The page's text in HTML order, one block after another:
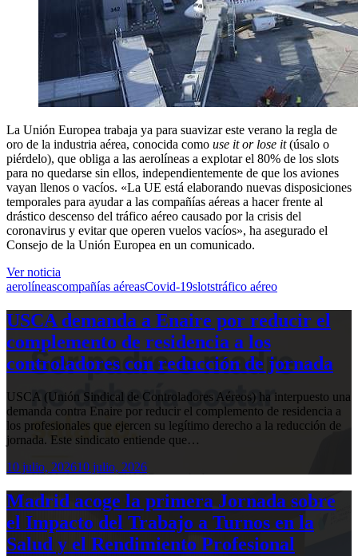
La Unión Europea trabaja ya para suavizar este verano la regla de
oro de la industria aérea, conocida como use it or lose it(úsalo o
piérdelo), que obliga a las aerolíneas a explotar el 80% de los slots
para no quedarse sin ellos, independientemente de que los aviones
vayan llenos o vacíos. «La UE está elaborando nuevas disposiciones
temporales para ayudar a las compañías aéreas a hacer frente al
drástico descenso del tráfico aéreo causado por la crisis del
coronavirus y evitar que operen vuelos vacíos», ha asegurado el
Consejo de la Unión Europea en un comunicado.
Ver noticia
aerolíneascompañías aéreasCovid-19slotstráfico aéreo
USCA demanda a Enaire por reducir el
complemento de residencia a los
controladores con reducción de jornada
USCA (Unión Sindical de Controladores Aéreos) ha interpuesto una
demanda contra Enaire por reducir el complemento de residencia a
los profesionales que ejercen su legítimo derecho a la reducción de
jornada. Este sindicato entiende que…
10 julio, 202610 julio, 2026
Madrid acoge la primera Jornada sobre
el Impacto del Trabajo a Turnos en la
Salud y el Rendimiento Profesional